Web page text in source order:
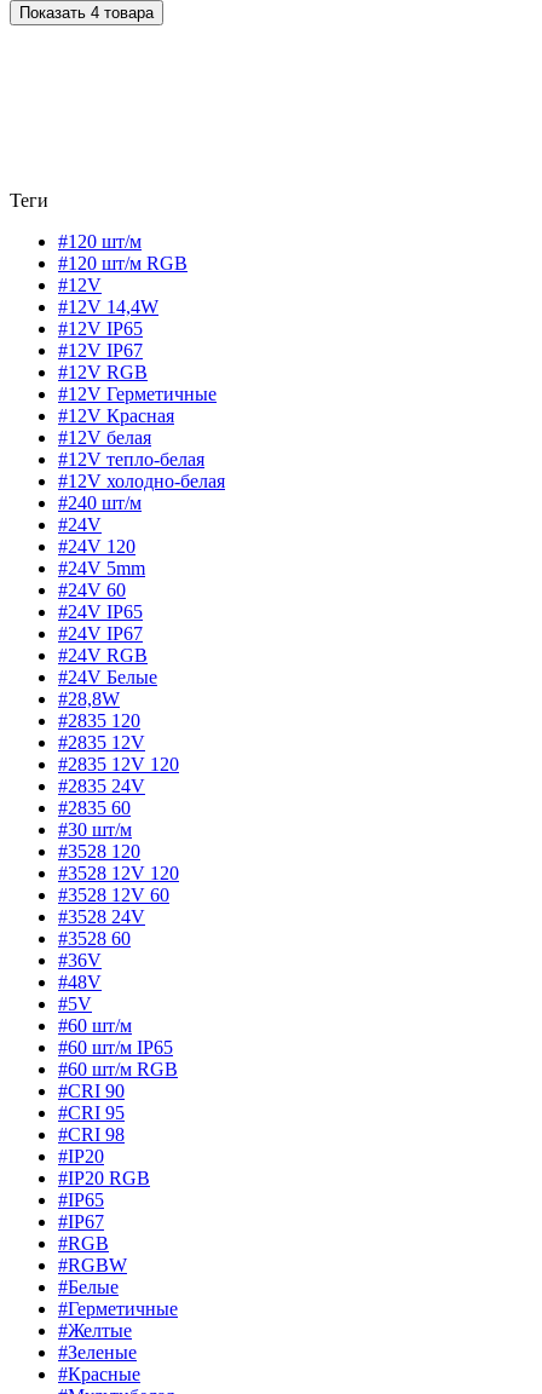
Показать 4 товара
Теги
#120 шт/м
#120 шт/м RGB
#12V
#12V 14,4W
#12V IP65
#12V IP67
#12V RGB
#12V Герметичные
#12V Красная
#12V белая
#12V тепло-белая
#12V холодно-белая
#240 шт/м
#24V
#24V 120
#24V 5mm
#24V 60
#24V IP65
#24V IP67
#24V RGB
#24V Белые
#28,8W
#2835 120
#2835 12V
#2835 12V 120
#2835 24V
#2835 60
#30 шт/м
#3528 120
#3528 12V 120
#3528 12V 60
#3528 24V
#3528 60
#36V
#48V
#5V
#60 шт/м
#60 шт/м IP65
#60 шт/м RGB
#CRI 90
#CRI 95
#CRI 98
#IP20
#IP20 RGB
#IP65
#IP67
#RGB
#RGBW
#Белые
#Герметичные
#Желтые
#Зеленые
#Красные